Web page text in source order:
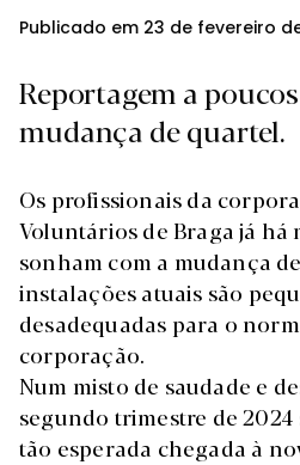
Publicado em 23 de fevereiro de
Reportagem a
mudança de quartel.
Os profissionais da
Voluntários de Braga já há
sonham com a mudança
instalações atuais são
desadequadas para o
corporação.
Num misto de saudade e
segundo trimestre de 2024
tão esperada chegada à